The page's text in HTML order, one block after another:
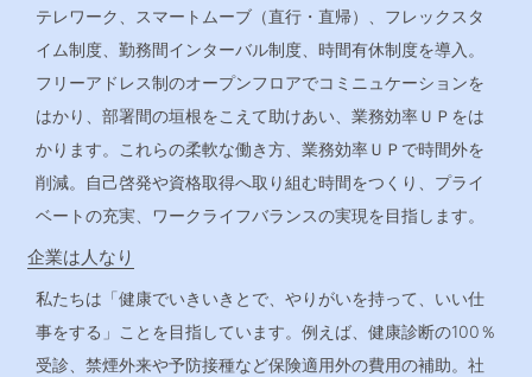
テレワーク、スマートムーブ（直行・直帰）、フレックスタ
イム制度、勤務間インターバル制度、時間有休制度を導入。
フリーアドレス制のオープンフロアでコミニュケーションを
はかり、部署間の垣根をこえて助けあい、業務効率ＵＰをは
かります。これらの柔軟な働き方、業務効率ＵＰで時間外を
削減。自己啓発や資格取得へ取り組む時間をつくり、プライ
ベートの充実、ワークライフバランスの実現を目指します。
企業は人なり
私たちは「健康でいきいきとで、やりがいを持って、いい仕
事をする」ことを目指しています。例えば、健康診断の100％
受診、禁煙外来や予防接種など保険適用外の費用の補助。社